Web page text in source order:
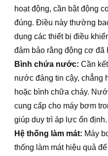
hoạt động, cần bật động
đúng. Điều này thường
dụng các thiết bị điều
đảm bảo rằng động cơ đã
Bình chứa nước: Cần
nước đáng tin cậy, chẳng
hoặc bình chữa cháy.
cung cấp cho máy bơm
giúp duy trì áp lực ổn định.
Hệ thống làm mát: Máy
thống làm mát hiệu quả